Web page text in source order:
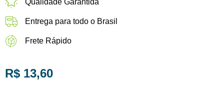
Entrega para todo o Brasil
Frete Rápido
R$ 13,60